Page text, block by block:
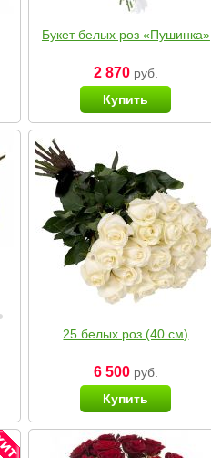
Букет белых роз «Пушинка»
2 870руб.
Купить
25 белых роз (40 см)
6 500руб.
Купить